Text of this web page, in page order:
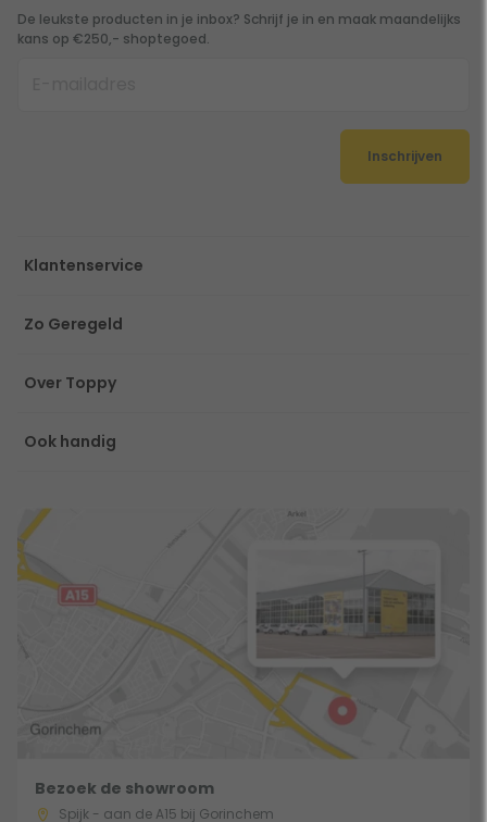
De leukste producten in je inbox? Schrijf je in en maak maandelijks
kans op €250,- shoptegoed.
Inschrijven
Klantenservice
Zo Geregeld
Over Toppy
Ook handig
Bezoek de showroom
Spijk - aan de A15 bij Gorinchem